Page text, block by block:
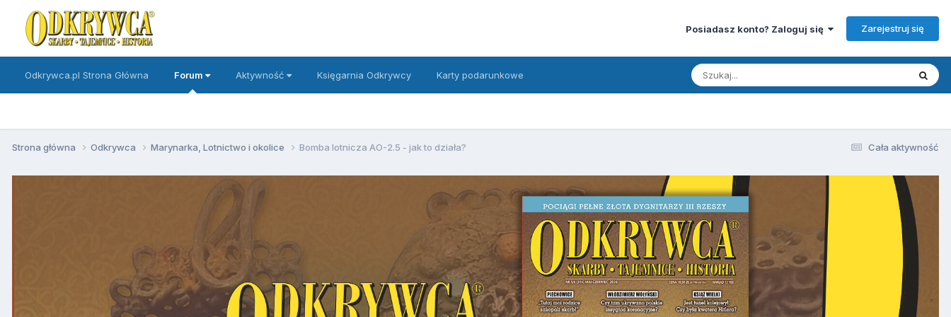
Posiadasz konto? Zaloguj się Zarejestruj się
Odkrywca.pl Strona Główna Forum Aktywność Księgarnia Odkrywcy Karty podarunkowe
Cała aktywność
Strona główna Odkrywca Marynarka, Lotnictwo i okolice Bomba lotnicza AO-2.5 - jak to działa?